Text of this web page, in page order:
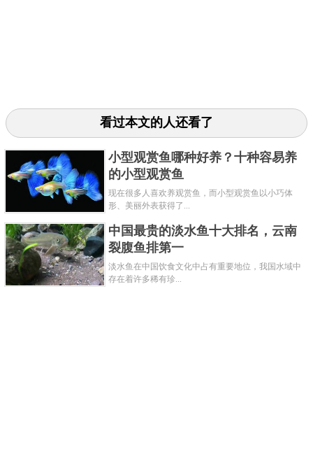
麦穗鱼是我国最常见的淡水鱼种之一，别称草生子、
鱼属小型淡水鱼类，全国各地均有分布，常生活于缓
静较浅水区，杂食性，小稚鱼以浮游生物为食，体长
约25毫米时摇蚊幼虫、孑孓等。
关键字：鱼
共3页: 上一页 1 2 3 下一页
看过本文的人还看了
小型观赏鱼哪种好养？十种容易养
的小型观赏鱼
现在很多人喜欢养观赏鱼，而小型观赏鱼以小巧体
形、美丽外表获得了...
中国最贵的淡水鱼十大排名，云南
裂腹鱼排第一
淡水鱼在中国饮食文化中占有重要地位，我国水域中
存在着许多稀有珍...